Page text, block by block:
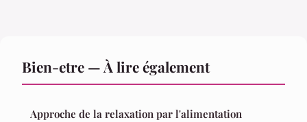
Bien-etre — À lire également
Approche de la relaxation par l'alimentation